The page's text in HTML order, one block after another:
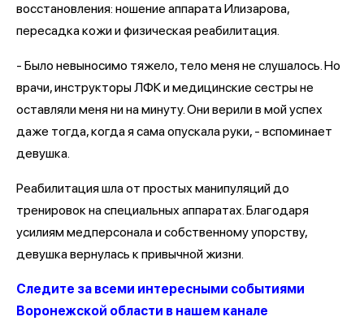
восстановления: ношение аппарата Илизарова,
пересадка кожи и физическая реабилитация.
- Было невыносимо тяжело, тело меня не слушалось. Но
врачи, инструкторы ЛФК и медицинские сестры не
оставляли меня ни на минуту. Они верили в мой успех
даже тогда, когда я сама опускала руки, - вспоминает
девушка.
Реабилитация шла от простых манипуляций до
тренировок на специальных аппаратах. Благодаря
усилиям медперсонала и собственному упорству,
девушка вернулась к привычной жизни.
Следите за всеми интересными событиями
Воронежской области в нашем канале